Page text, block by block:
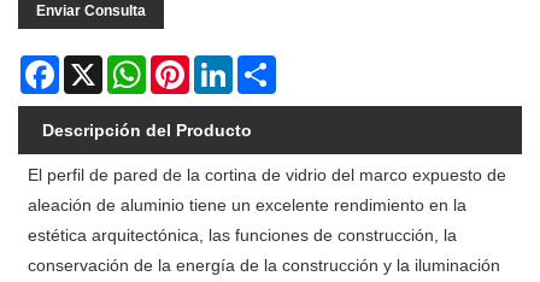
Enviar Consulta
Facebook
X WhatsAppPinterestLinkedIn
Descripción del Producto
El perfil de pared de la cortina de vidrio del marco expuesto de
aleación de aluminio tiene un excelente rendimiento en la
estética arquitectónica, las funciones de construcción, la
conservación de la energía de la construcción y la iluminación